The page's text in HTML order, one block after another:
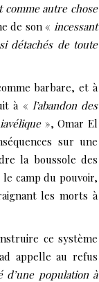
comme autre chose
de son «incessant
détachés de toute
barbare, et à
à « l’abandon des
», Omar El
sur une
la boussole des
camp du pouvoir,
les morts à
ce système
appelle au refus
d’une population à